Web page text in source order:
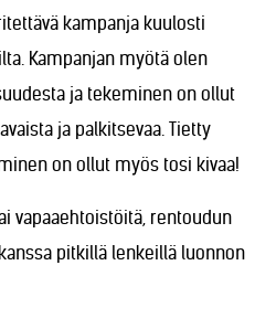
kampanja kuulosti
Kampanjan myötä olen
ja tekeminen on ollut
ja palkitsevaa. Tietty
on ollut myös tosi kivaa!
vapaaehtoistöitä, rentoudun
pitkillä lenkeillä luonnon